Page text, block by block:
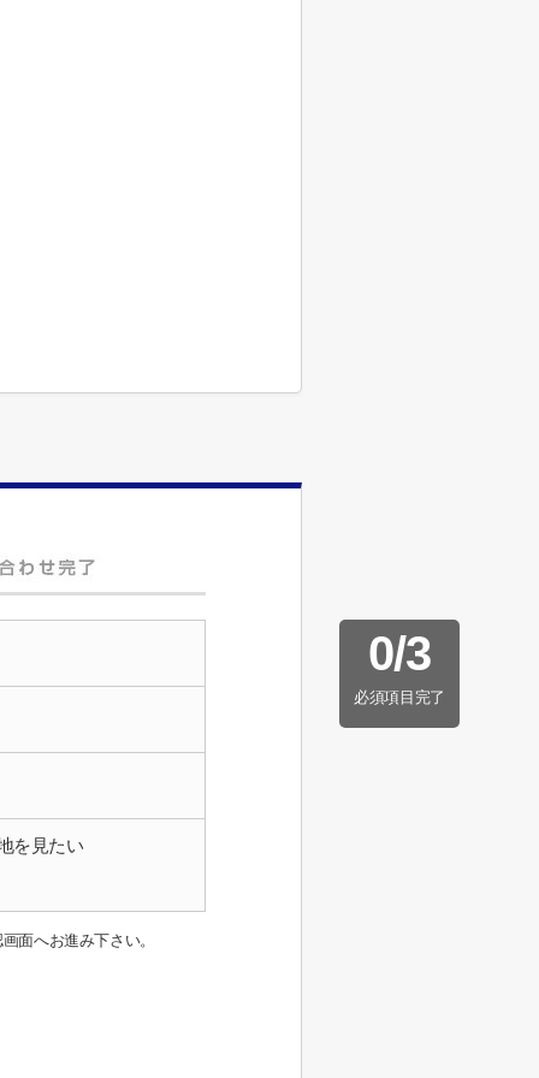
0/3
必須項目完了
を見たい
面へお進み下さい。